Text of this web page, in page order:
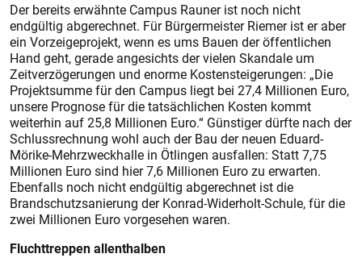
Der bereits erwähnte Campus Rauner ist noch nicht
endgültig abgerechnet. Für Bürgermeister Riemer ist er aber
ein Vorzeigeprojekt, wenn es ums Bauen der öffentlichen
Hand geht, gerade angesichts der vielen Skandale um
Zeitverzögerungen und enorme Kostensteigerungen: „Die
Projektsumme für den Campus liegt bei 27,4 Millionen Euro,
unsere Prognose für die tatsächlichen Kosten kommt
weiterhin auf 25,8 Millionen Euro.“ Günstiger dürfte nach der
Schlussrechnung wohl auch der Bau der neuen Eduard-
Mörike-Mehrzweckhalle in Ötlingen ausfallen: Statt 7,75
Millionen Euro sind hier 7,6 Millionen Euro zu erwarten.
Ebenfalls noch nicht endgültig abgerechnet ist die
Brandschutzsanierung der Konrad-Widerholt-Schule, für die
zwei Millionen Euro vorgesehen waren.
Fluchttreppen allenthalben